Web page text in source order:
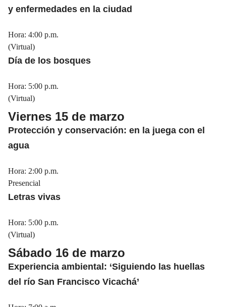
y enfermedades en la ciudad
Hora: 4:00 p.m.
(Virtual)
Día de los bosques
Hora: 5:00 p.m.
(Virtual)
Viernes 15 de marzo
Protección y conservación: en la juega con el
agua
Hora: 2:00 p.m.
Presencial
Letras vivas
Hora: 5:00 p.m.
(Virtual)
Sábado 16 de marzo
Experiencia ambiental: ‘Siguiendo las huellas
del río San Francisco Vicachá’